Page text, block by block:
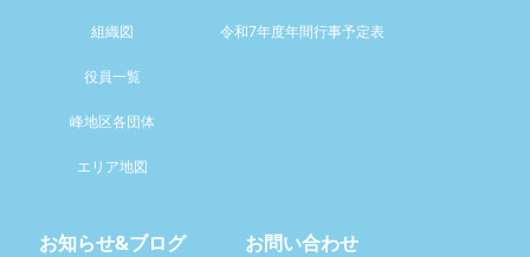
組織図
役員一覧
峰地区各団体
エリア地図
令和7年度年間行事予定表
お知らせ&ブログ お問い合わせ